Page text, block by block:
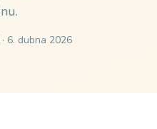
✨
6. dubna 2026·